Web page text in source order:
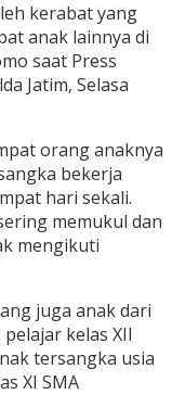
kerabat yang
anak lainnya di
saat Press
Jatim, Selasa
orang anaknya
bekerja
hari sekali.
memukul dan
mengikuti
juga anak dari
kelas XII
tersangka usia
XI SMA